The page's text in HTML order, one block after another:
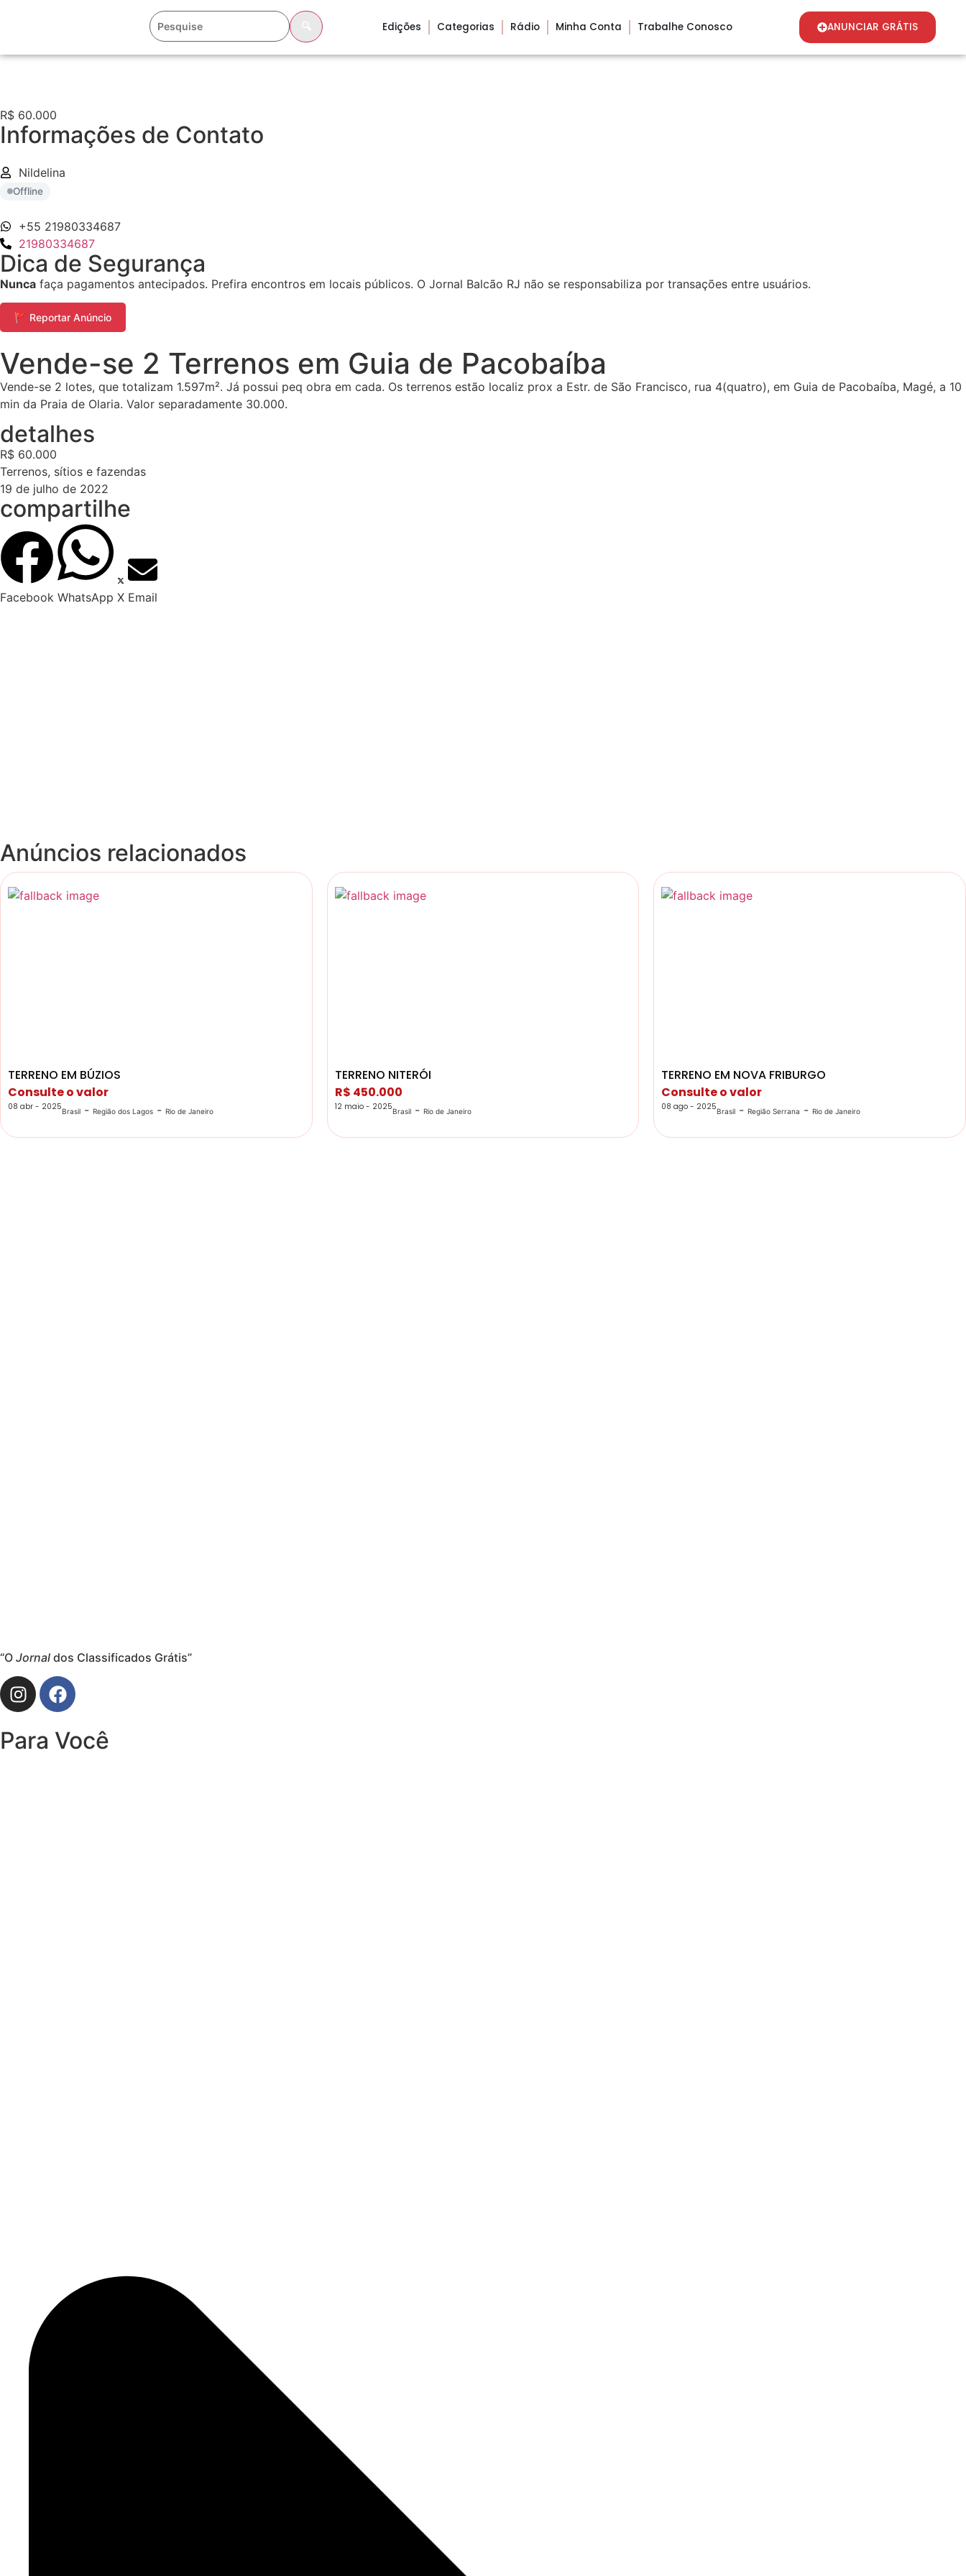
Edições Categorias Rádio Minha Conta Trabalhe Conosco ANUNCIAR GRÁTIS
R$ 60.000
Informações de Contato
Nildelina
Offline
+55 21980334687
21980334687
Dica de Segurança
Nunca faça pagamentos antecipados. Prefira encontros em locais públicos. O Jornal Balcão RJ não se responsabiliza por transações entre usuários.
🚩 Reportar Anúncio
Vende-se 2 Terrenos em Guia de Pacobaíba
Vende-se 2 lotes, que totalizam 1.597m². Já possui peq obra em cada. Os terrenos estão localiz prox a Estr. de São Francisco, rua 4(quatro), em Guia de Pacobaíba, Magé, a 10
min da Praia de Olaria. Valor separadamente 30.000.
detalhes
R$ 60.000
Terrenos, sítios e fazendas
19 de julho de 2022
compartilhe
Facebook WhatsApp X Email
Anúncios relacionados
TERRENO EM BÚZIOS
Consulte o valor
08 abr - 2025Brasil - Região dos Lagos - Rio de Janeiro
TERRENO NITERÓI
R$ 450.000
12 maio - 2025Brasil- Rio de Janeiro
TERRENO EM NOVA FRIBURGO
Consulte o valor
08 ago - 2025Brasil - Região Serrana - Rio de Janeiro
“O Jornal dos Classificados Grátis”
Para Você